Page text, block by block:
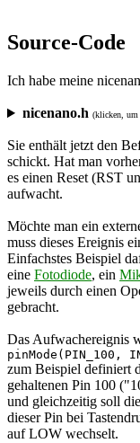
Source-Code
Ich habe meine
nicenano.h (klicken, um
Sie enthält jetzt den
schickt. Hat man
es einen Reset (RST
aufwacht.
Möchte man ein
muss dieses Ereignis
Einfachstes Beispiel
eine Fotodiode, ein
jeweils durch einen
gebracht.
Das Aufwachereignis
pinMode(PIN_100,
zum Beispiel
gehaltenen Pin 100
und gleichzeitig soll
dieser Pin bei
auf LOW wechselt.